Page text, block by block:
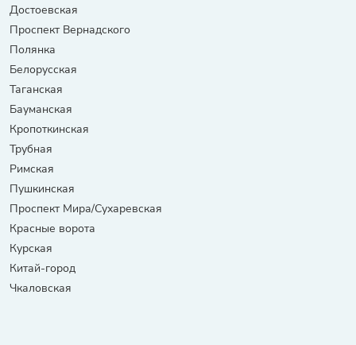
Достоевская
Проспект Вернадского
Полянка
Белорусская
Таганская
Бауманская
Кропоткинская
Трубная
Римская
Пушкинская
Проспект Мира/Сухаревская
Красные ворота
Курская
Китай-город
Чкаловская